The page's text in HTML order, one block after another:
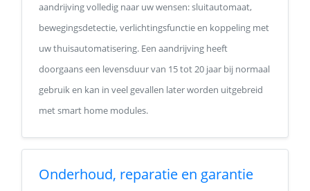
aandrijving volledig naar uw wensen: sluitautomaat,
bewegingsdetectie, verlichtingsfunctie en koppeling met
uw thuisautomatisering. Een aandrijving heeft
doorgaans een levensduur van 15 tot 20 jaar bij normaal
gebruik en kan in veel gevallen later worden uitgebreid
met smart home modules.
Onderhoud, reparatie en garantie